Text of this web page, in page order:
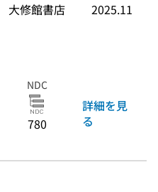
大修館書店 2025.11
NDC
780
詳細を見
る